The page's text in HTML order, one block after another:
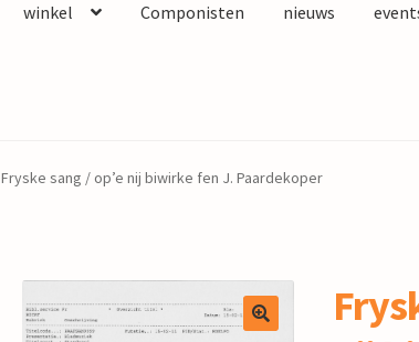
winkel Componisten nieuws
Fryske sang / op’e nij biwirke fen J. Paardekoper